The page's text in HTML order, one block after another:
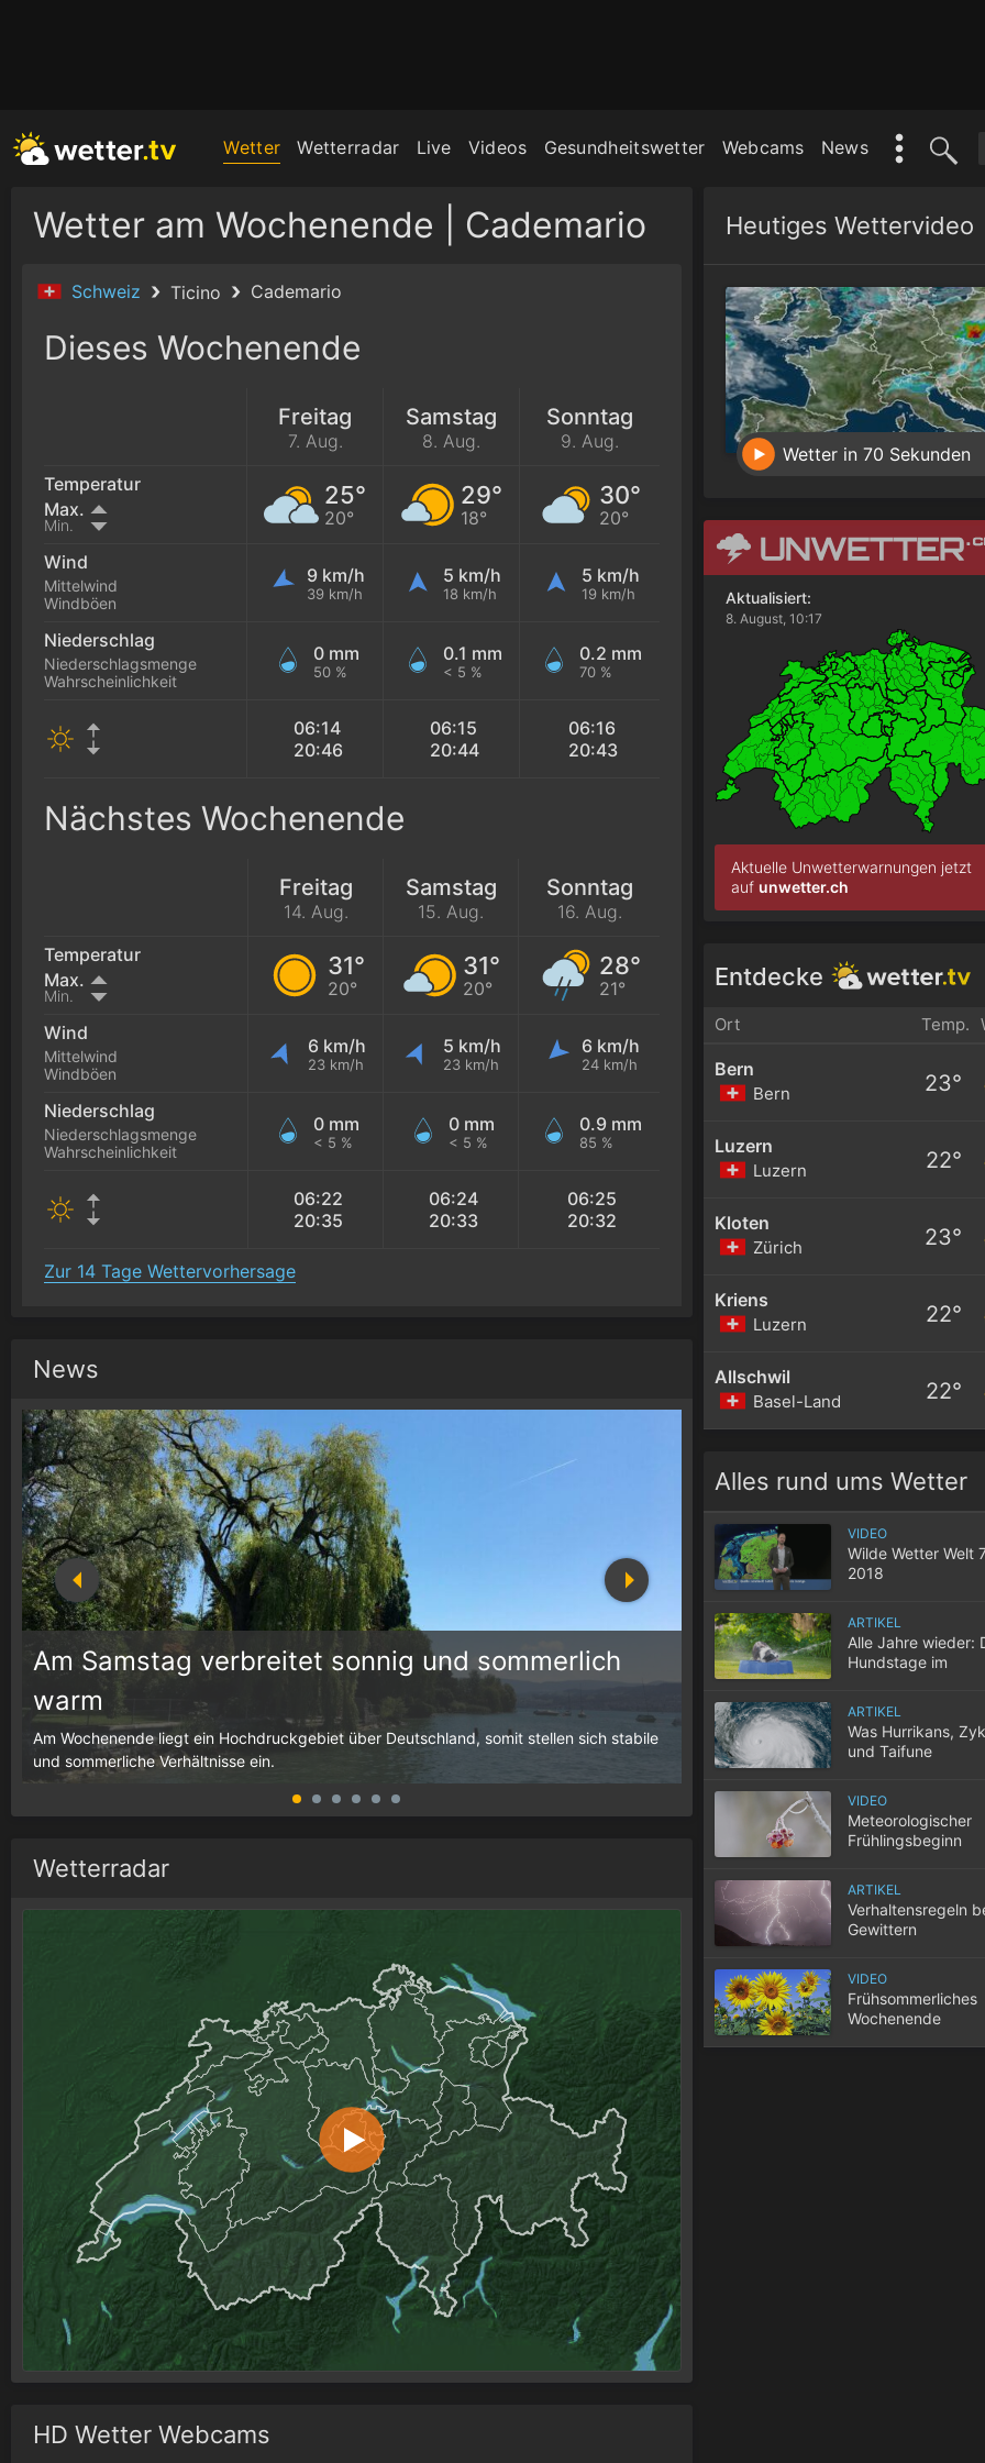
Wetter Wetterradar Live Videos Gesundheitswetter Webcams News
Wetter am Wochenende | Cademario
Schweiz Ticino Cademario
Dieses Wochenende
Freitag
7. Aug.
Samstag
8. Aug.
Sonntag
9. Aug.
Temperatur
Max.
Min.
25°
20°
29°
18°
30°
20°
Wind
Mittelwind
Windböen
9 km/h
39 km/h
5 km/h
18 km/h
5 km/h
19 km/h
Niederschlag
Niederschlagsmenge
Wahrscheinlichkeit
0 mm
50 %
0.1 mm
< 5 %
0.2 mm
70 %
06:14
20:46
06:15
20:44
06:16
20:43
Nächstes Wochenende
Freitag
14. Aug.
Samstag
15. Aug.
Sonntag
16. Aug.
Temperatur
Max.
Min.
31°
20°
31°
20°
28°
21°
Wind
Mittelwind
Windböen
6 km/h
23 km/h
5 km/h
23 km/h
6 km/h
24 km/h
Niederschlag
Niederschlagsmenge
Wahrscheinlichkeit
0 mm
< 5 %
0 mm
< 5 %
0.9 mm
85 %
06:22
20:35
06:24
20:33
06:25
20:32
Zur 14 Tage Wettervorhersage
News
Am Samstag verbreitet sonnig und sommerlich
warm
Am Wochenende liegt ein Hochdruckgebiet über Deutschland, somit stellen sich stabile
und sommerliche Verhältnisse ein.
10 Tipps für einen
Wenn selbst in der Nacht die
der Wohnung nicht entweicht, wird der
Wetterradar
HD Wetter Webcams
Heutiges Wettervideo
Wetter in 70 Sekunden
Aktualisiert:
8. August, 10:17
Aktuelle Unwetterwarnungen jetzt
auf unwetter.ch
Entdecke
Ort Temp.
Bern
Bern 23°
Luzern
Luzern 22°
Kloten
Zürich 23°
Kriens
Luzern 22°
Allschwil
Basel-Land 22°
Alles rund ums Wetter
VIDEO
Wilde Wetter Welt
2018
ARTIKEL
Alle Jahre wieder:
Hundstage im
ARTIKEL
Was Hurrikans,
und Taifune
VIDEO
Meteorologischer
Frühlingsbeginn
ARTIKEL
Verhaltensregeln
Gewittern
VIDEO
Frühsommerliches
Wochenende